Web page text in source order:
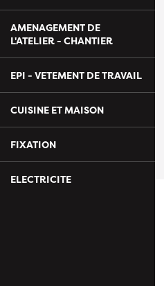
AMENAGEMENT DE
L'ATELIER - CHANTIER
EPI - VETEMENT DE TRAVAIL
CUISINE ET MAISON
FIXATION
ELECTRICITE